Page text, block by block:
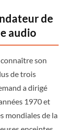
de
audio
son
de trois
a dirigé
1970 et
mondiales de la